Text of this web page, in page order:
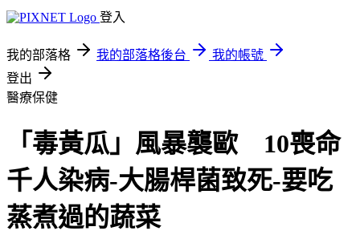
登入
我的部落格 我的部落格後台
我的帳號
登出
醫療保健
「毒黃瓜」風暴襲歐 10喪命
千人染病-大腸桿菌致死-要吃
蒸煮過的蔬菜